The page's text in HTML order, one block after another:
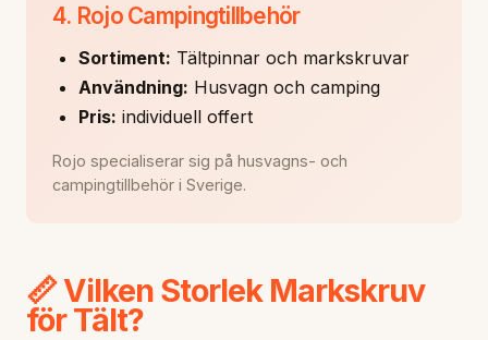
4. Rojo Campingtillbehör
Sortiment: Tältpinnar och markskruvar
Användning: Husvagn och camping
Pris: individuell offert
Rojo specialiserar sig på husvagns- och
campingtillbehör i Sverige.
📏 Vilken Storlek Markskruv
för Tält?